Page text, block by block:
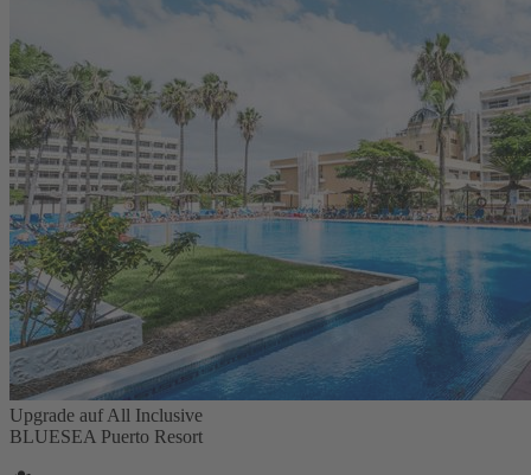
Upgrade auf All Inclusive
BLUESEA Puerto Resort